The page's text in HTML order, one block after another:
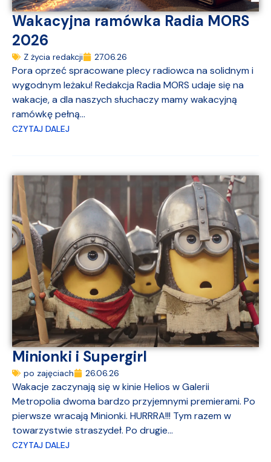
Wakacyjna ramówka Radia MORS
2026
Z życia redakcji 27.06.26
Pora oprzeć spracowane plecy radiowca na solidnym i
wygodnym leżaku! Redakcja Radia MORS udaje się na
wakacje, a dla naszych słuchaczy mamy wakacyjną
ramówkę pełną...
CZYTAJ DALEJ
Minionki i Supergirl
po zajęciach 26.06.26
Wakacje zaczynają się w kinie Helios w Galerii
Metropolia dwoma bardzo przyjemnymi premierami. Po
pierwsze wracają Minionki. HURRRA!!! Tym razem w
towarzystwie straszydeł. Po drugie...
CZYTAJ DALEJ